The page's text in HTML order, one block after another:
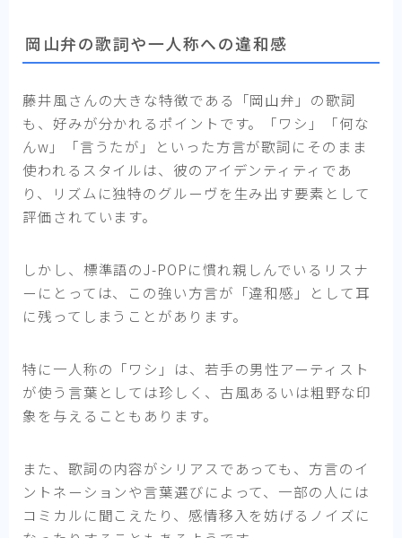
岡山弁の歌詞や一人称への違和感
藤井風さんの大きな特徴である「岡山弁」の歌詞
も、好みが分かれるポイントです。「ワシ」「何な
んw」「言うたが」といった方言が歌詞にそのまま
使われるスタイルは、彼のアイデンティティであ
り、リズムに独特のグルーヴを生み出す要素として
評価されています。
しかし、標準語のJ-POPに慣れ親しんでいるリスナ
ーにとっては、この強い方言が「違和感」として耳
に残ってしまうことがあります。
特に一人称の「ワシ」は、若手の男性アーティスト
が使う言葉としては珍しく、古風あるいは粗野な印
象を与えることもあります。
また、歌詞の内容がシリアスであっても、方言のイ
ントネーションや言葉選びによって、一部の人には
コミカルに聞こえたり、感情移入を妨げるノイズに